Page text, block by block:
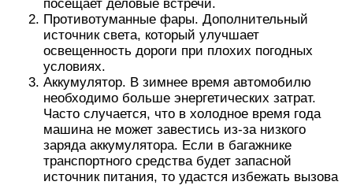
посещает деловые встречи.
Противотуманные фары. Дополнительный
источник света, который улучшает
освещенность дороги при плохих погодных
условиях.
Аккумулятор. В зимнее время автомобилю
необходимо больше энергетических затрат.
Часто случается, что в холодное время года
машина не может завестись из-за низкого
заряда аккумулятора. Если в багажнике
транспортного средства будет запасной
источник питания, то удастся избежать вызова